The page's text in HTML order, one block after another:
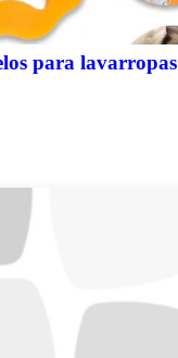
para lavarropas